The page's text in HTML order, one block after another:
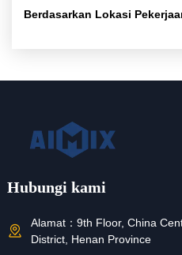
Berdasarkan Lokasi
Hubungi kami
Alamat： 9th Floor, China
District, Henan Province